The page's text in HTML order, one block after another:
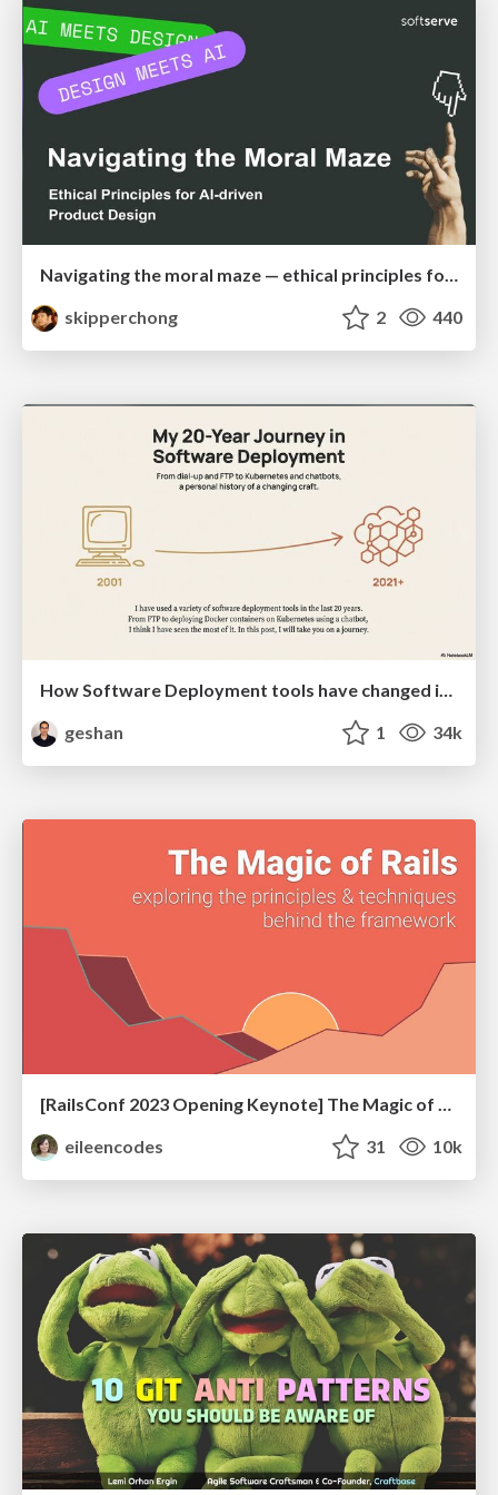
Navigating the moral maze — ethical principles for Al-driven product design
skipperchong
2 440
How Software Deployment tools have changed in the past 20 years
geshan
1 34k
[RailsConf 2023 Opening Keynote] The Magic of Rails
eileencodes
31 10k